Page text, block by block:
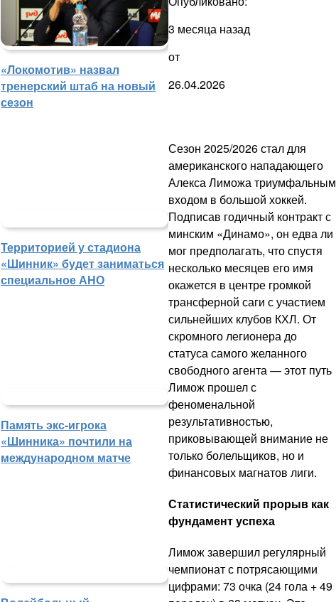
«Локомотив» назвал
тренерский штаб на новый
сезон
Территорией у стадиона
«Шинник» будет заниматься
специальное АНО
Память экс-игрока
«Шинника» почтили на
международном матче
3 месяца назад
от
26.04.2026
Сезон 2025/2026 стал для
американского нападающего
Алекса Лиможа триумфальным
входом в большой хоккей.
Подписав годичный контракт с
минским «Динамо», он едва ли
мог предполагать, что спустя
несколько месяцев его имя
окажется в центре громкой
трансферной саги с участием
сильнейших клубов КХЛ. От
скромного легионера до
статуса самого желанного
свободного агента — этот путь
Лимож прошел с
феноменальной
результативностью,
приковывающей внимание не
только болельщиков, но и
финансовых магнатов лиги.
Статистический прорыв как
фундамент успеха
Лимож завершил регулярный
чемпионат с потрясающими
цифрами: 73 очка (24 гола + 49